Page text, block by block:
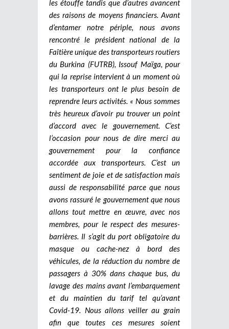
les étouffe tandis que d’autres avancent
des raisons de moyens financiers. Avant
d’entamer notre périple, nous avons
rencontré le président national de la
Faîtière unique des transporteurs routiers
du Burkina (FUTRB), Issouf Maïga, pour
qui la reprise intervient à un moment où
les transporteurs ont le plus besoin de
reprendre leurs activités. « Nous sommes
très heureux d’avoir pu trouver un point
d’accord avec le gouvernement. C’est
l’occasion pour nous de dire merci au
gouvernement pour la confiance
accordée aux transporteurs. C’est un
sentiment de joie et de satisfaction mais
aussi de responsabilité parce que nous
avons rassuré le gouvernement que nous
allons tout mettre en œuvre, avec nos
membres, pour le respect des mesures-
barrières. Il s’agit du port obligatoire du
masque ou cache-nez à bord des
véhicules, de la réduction du nombre de
passagers à 30% dans chaque bus, du
lavage des mains avant l’embarquement
et du maintien du tarif tel qu’avant
Covid-19. Nous allons veiller au grain
afin que toutes ces mesures soient